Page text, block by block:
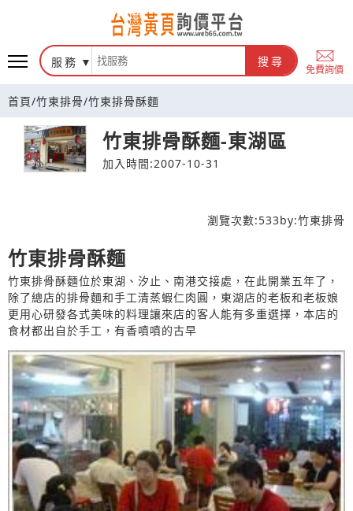
台灣黃頁詢價平台
服務 搜尋
免費詢價
首頁/竹東排骨/竹東排骨酥麵
竹東排骨酥麵-東湖區
加入時間:2007-10-31
瀏覽次數:533by:竹東排骨
竹東排骨酥麵
竹東排骨酥麵位於東湖、汐止、南港交接處，在此開業五年了，
除了總店的排骨麵和手工清蒸蝦仁肉圓，東湖店的老板和老板娘
更用心研發各式美味的料理讓來店的客人能有多重選擇，本店的
食材都出自於手工，有香噴噴的古早